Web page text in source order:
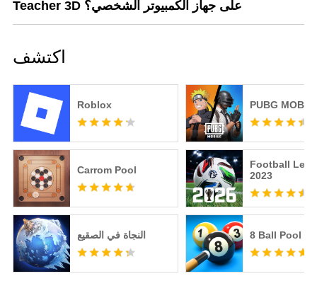
Teacher 3D على جهاز الكمبيوتر الشخصي؟
اكتشف
Roblox PUBG
Carrom Pool
Football
2023
النجاة في الصقيع 8 Ball Pool